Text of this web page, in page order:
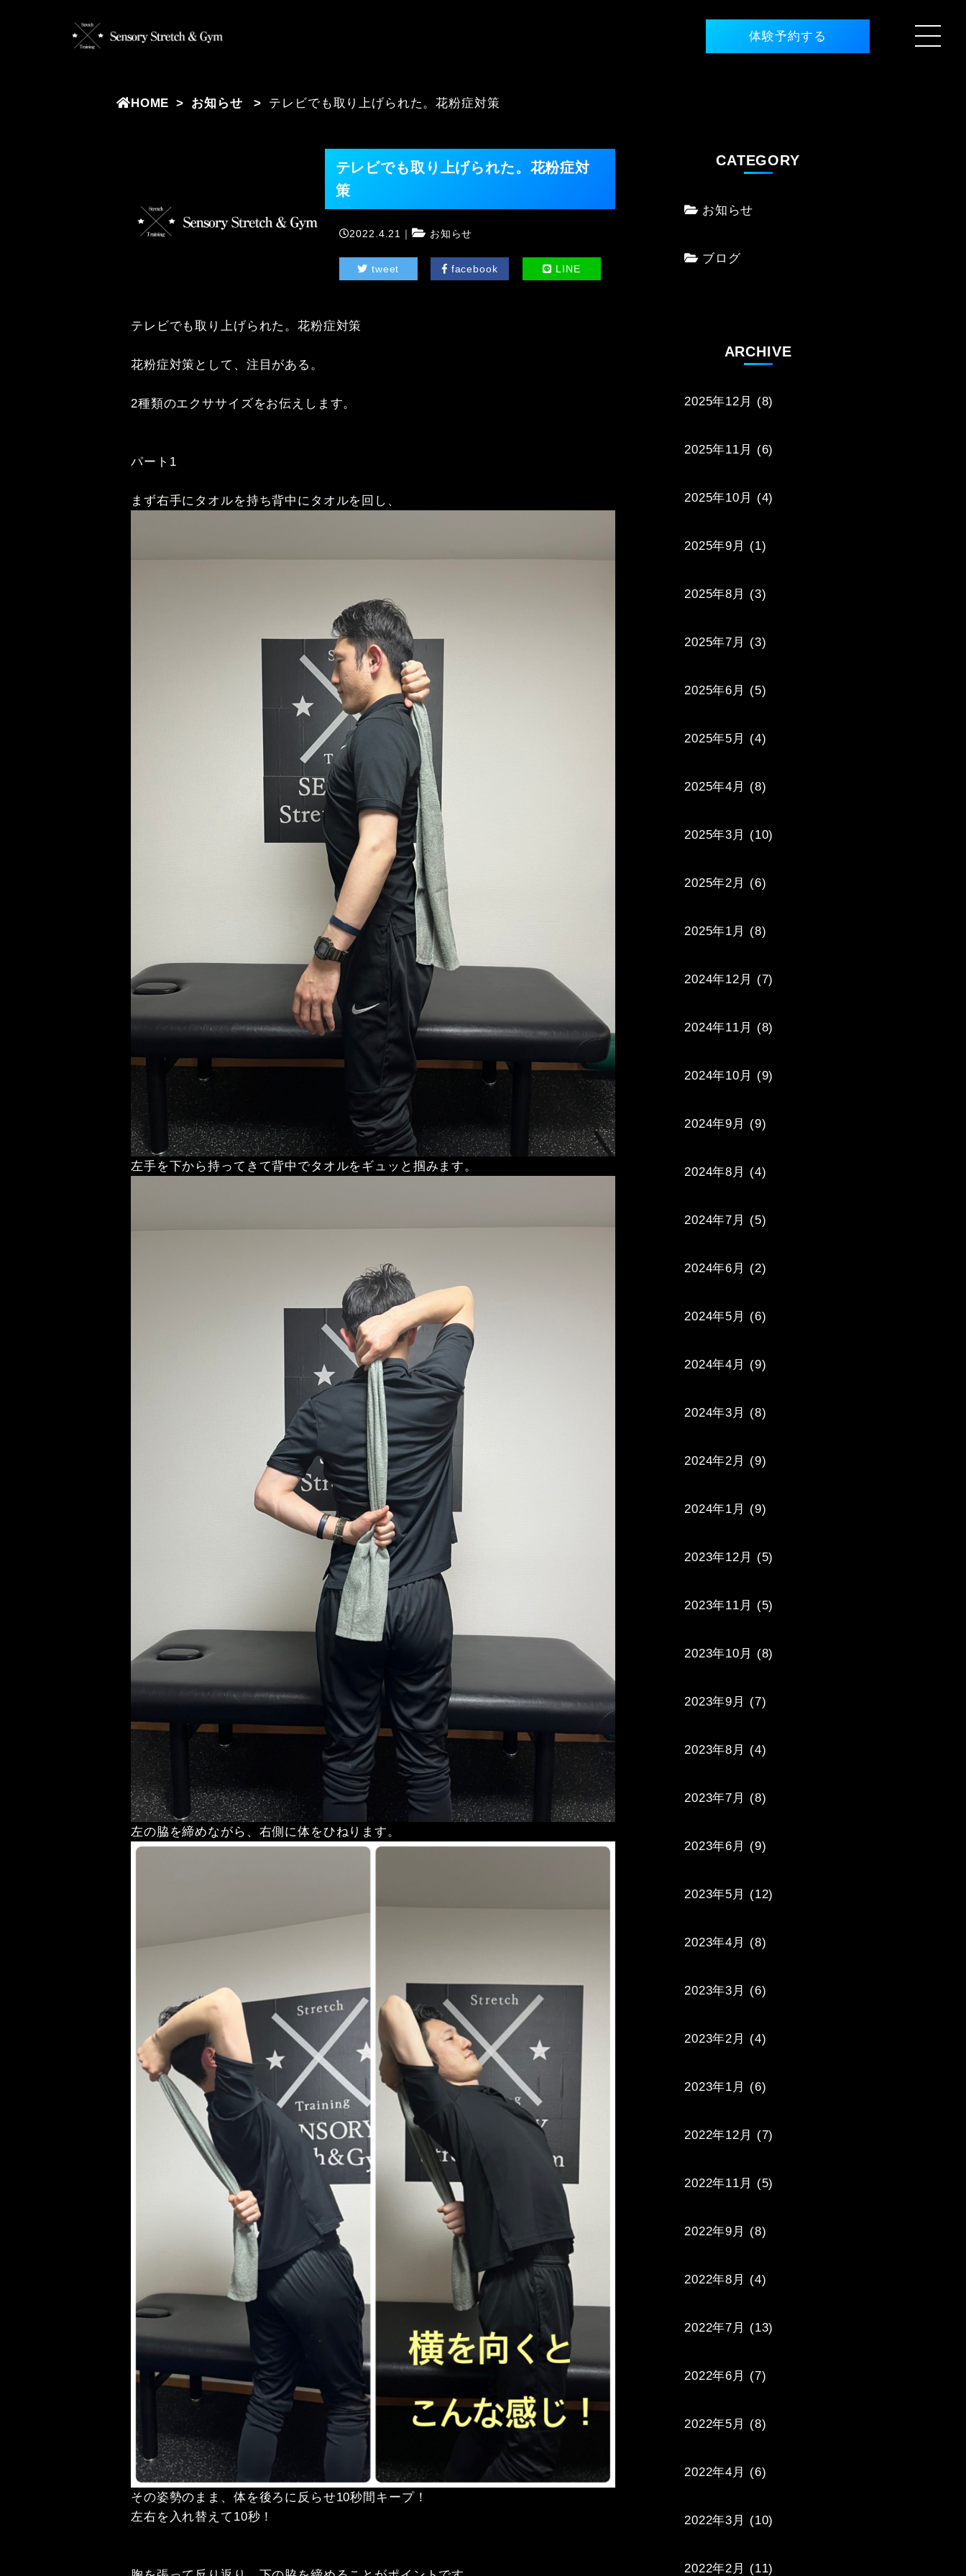
体験予約する
HOME お知らせ テレビでも取り上げられた。花粉症対策
テレビでも取り上げられた。花粉症対
策
2022.4.21｜ お知らせ
tweet facebook LINE
テレビでも取り上げられた。花粉症対策
花粉症対策として、注目がある。
2
パート 1
左手を下から持ってきて背中でタオルをギュッと掴みます。
左の脇を締めながら、右側に体をひねります。
その姿勢のまま、体を後ろに反らせ10秒間キープ！
左右を入れ替えて 10秒！
CATEGORY
お知らせ
ブログ
ARCHIVE
2025年12月 (8)
2025年11月 (6)
2025年10月 (4)
2025年9月 (1)
2025年8月 (3)
2025年7月 (3)
2025年6月 (5)
2025年5月 (4)
2025年4月 (8)
2025年3月 (10)
2025年2月 (6)
2025年1月 (8)
2024年12月 (7)
2024年11月 (8)
2024年10月 (9)
2024年9月 (9)
2024年8月 (4)
2024年7月 (5)
2024年6月 (2)
2024年5月 (6)
2024年4月 (9)
2024年3月 (8)
2024年2月 (9)
2024年1月 (9)
2023年12月 (5)
2023年11月 (5)
2023年10月 (8)
2023年9月 (7)
2023年8月 (4)
2023年7月 (8)
2023年6月 (9)
2023年5月 (12)
2023年4月 (8)
2023年3月 (6)
2023年2月 (4)
2023年1月 (6)
2022年12月 (7)
2022年11月 (5)
2022年9月 (8)
2022年8月 (4)
2022年7月 (13)
2022年6月 (7)
2022年5月 (8)
2022年4月 (6)
2022年3月 (10)
2022年2月 (11)